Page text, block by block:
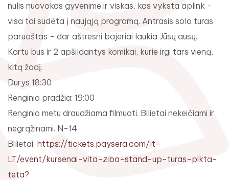
Rugpjūtis 2026
10 11 12 13 14
17 18 19 20 21 22 23
nulis nuovokos gyvenime ir viskas, kas vyksta aplink -
visa tai sudėta į naująją programą. Antrasis solo turas
paruoštas - dar aštresni bajeriai laukia Jūsų ausų.
Kartu bus ir 2 apšildantys komikai, kurie irgi tars vieną,
kitą žodį.
Durys 18:30
Renginio pradžia: 19:00
Renginio metu draudžiama filmuoti. Bilietai nekeičiami ir
negrąžinami. N-14
Bilietai: https://tickets.paysera.com/lt-
LT/event/kursenai-vita-ziba-stand-up-turas-pikta-
teta?